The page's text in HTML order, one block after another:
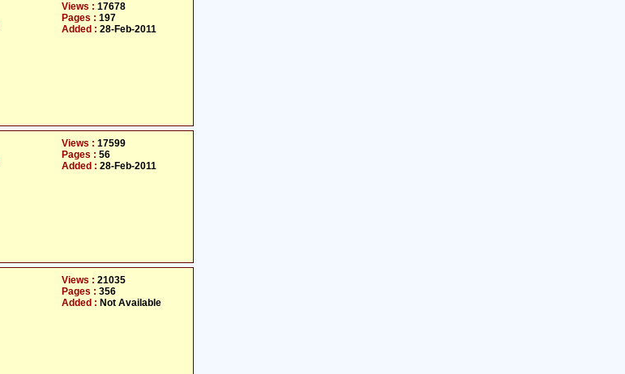
Views : 17678
Pages : 197
Added : 28-Feb-2011
Views : 17599
Pages : 56
Added : 28-Feb-2011
Views : 21035
Pages : 356
Added : Not Available